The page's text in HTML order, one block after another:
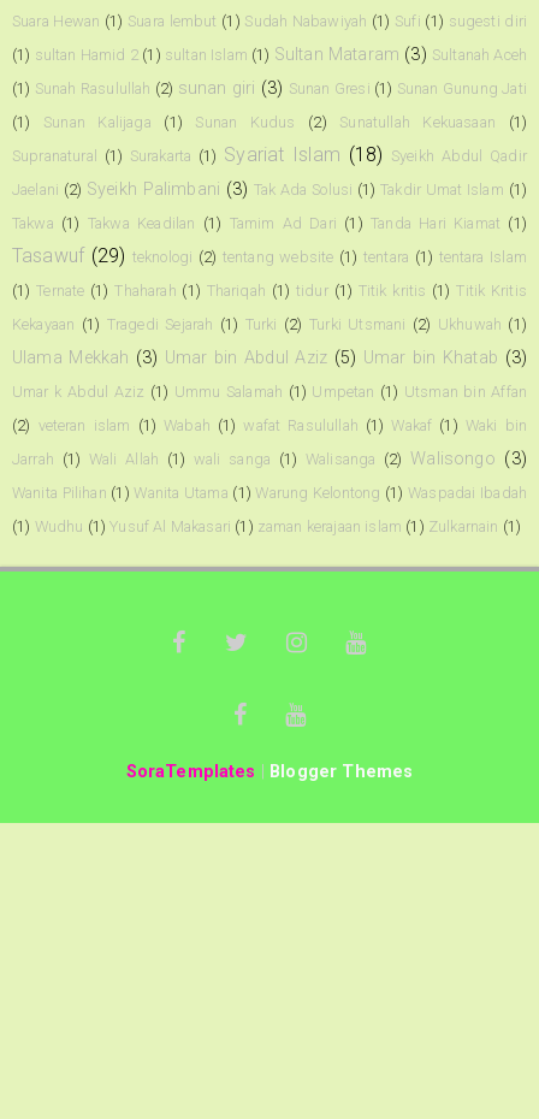
Suara Hewan (1) Suara lembut (1) Sudah Nabawiyah (1) Sufi (1) sugesti diri
(1) sultan Hamid 2 (1) sultan Islam (1) Sultan Mataram (3) Sultanah Aceh
(1) Sunah Rasulullah (2) sunan giri (3) Sunan Gresi (1) Sunan Gunung Jati
(1)
Sunan Kalijaga (1) Sunan Kudus (2) Sunatullah Kekuasaan
(1)
Supranatural
(1) Surakarta (1) Syariat Islam (18) Syeikh Abdul Qadir
Jaelani (2) Syeikh Palimbani (3) Tak Ada Solusi (1) Takdir Umat Islam (1)
Takwa (1) Takwa Keadilan (1) Tamim Ad Dari (1) Tanda Hari Kiamat (1)
Tasawuf (29) teknologi (2) tentang website (1) tentara (1) tentara Islam
(1) Ternate (1) Thaharah (1) Thariqah (1) tidur (1) Titik kritis (1) Titik Kritis
Kekayaan (1) Tragedi Sejarah (1) Turki (2) Turki Utsmani (2) Ukhuwah (1)
Ulama Mekkah (3) Umar bin Abdul Aziz (5) Umar bin Khatab (3)
Umar k Abdul Aziz (1) Ummu Salamah (1) Umpetan (1) Utsman bin Affan
(2) veteran islam (1) Wabah (1) wafat Rasulullah (1) Wakaf (1) Waki bin
Jarrah (1) Wali Allah (1) wali sanga (1) Walisanga (2) Walisongo (3)
Wanita Pilihan (1) Wanita Utama (1) Warung Kelontong (1) Waspadai Ibadah
(1) Wudhu (1) Yusuf Al Makasari (1) zaman kerajaan islam (1) Zulkarnain (1)
SoraTemplates Blogger Themes